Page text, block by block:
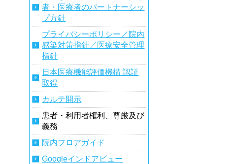
者・医療者のパートナーシッ
プ方針
プライバシーポリシー／院内
感染対策指針／医療安全管理
指針
日本医療機能評価機構 認証
取得
カルテ開示
患者・利用者権利、尊厳及び
義務
院内フロアガイド
Googleインドアビュー